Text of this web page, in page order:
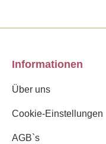
Informationen
Über uns
Cookie-Einstellungen
AGB`s